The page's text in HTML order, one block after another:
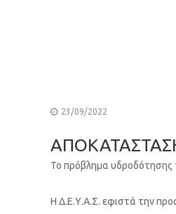
23/09/2022
Το πρόβλημα υδροδότησης
Η Δ.Ε.Υ.Α.Σ. εφιστά την